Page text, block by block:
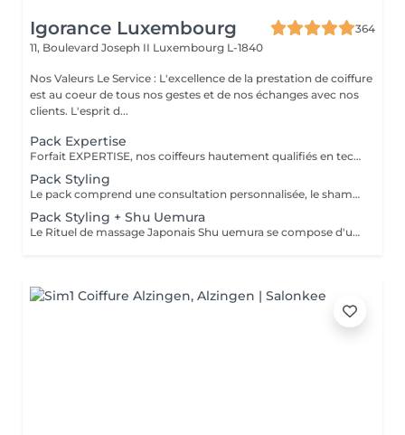
Igorance Luxembourg
364
11, Boulevard Joseph II Luxembourg L-1840
Nos Valeurs Le Service : L'excellence de la prestation de coiffure
est au coeur de tous nos gestes et de nos échanges avec nos
clients. L'esprit d...
Pack Expertise
Forfait EXPERTISE, nos coiffeurs hautement qualifiés en technique anglo-saxonne, en formation continu et diplômés d’une académie anglaise à Paris. Vous offre une séance d’une heure avec votre coach en suivi beauté. Ce pack inclus : 1 h de prestation Un diagnostique personnalisé Shampoing spécifique Haircare Conditioner spécifique Produit de coiffage Coupe Styling Produit de finition
Pack Styling
Le pack comprend une consultation personnalisée, le shampooing et le conditionneur spécifiques REDKEN , le séchage et les produits de styling REDKEN * Tarifs à titre indicatifs à confirmer après la consultation personnalisée établit auprès de votre coiffeur/stylist/spécialiste * La direction se réserve le droit d’apporter des modifications pour le bon fonctionnement du salon
Pack Styling + Shu Uemura
Le Rituel de massage Japonais Shu uemura se compose d'un shampooing et d'un soin d'une durée de 30 minutes pour une relaxation une une réparation intense du cheveu et ensuite le pack styling